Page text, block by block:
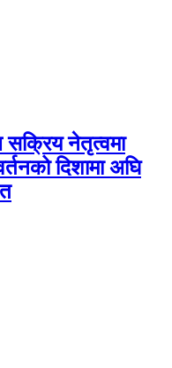
नेतृत्वमा
दिशामा अघि